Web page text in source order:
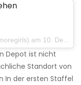
am 10. Dezember 2016 um 10:40 Uhr PST
Depot ist nicht
Standort von
In der ersten Staffel